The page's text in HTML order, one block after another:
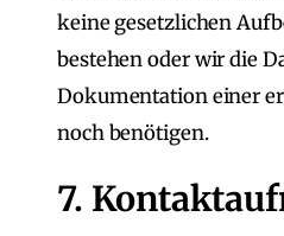
keine gesetzlichen
bestehen oder wir die
Dokumentation einer
noch benötigen.
7.